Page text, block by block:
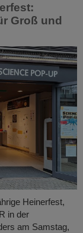
Groß und
Heinerfest,
in der
am Samstag,